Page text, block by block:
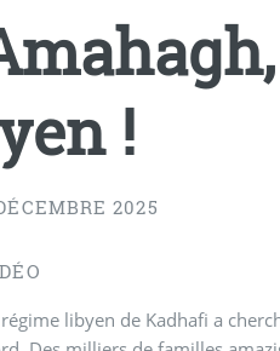
!
2025
libyen de Kadhafi a